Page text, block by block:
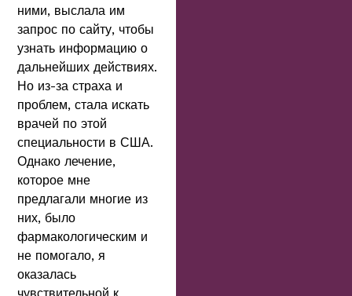
ними, выслала им
запрос по сайту, чтобы
узнать информацию о
дальнейших действиях.
Но из-за страха и
проблем, стала искать
врачей по этой
специальности в США.
Однако лечение,
которое мне
предлагали многие из
них, было
фармакологическим и
не помогало, я
оказалась